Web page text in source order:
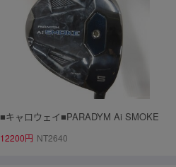
■キャロウェイ■PARADYM Ai SMOKE
MAX 5W■5W■S■SPEEDER NX BLAC
12200円 NT2640